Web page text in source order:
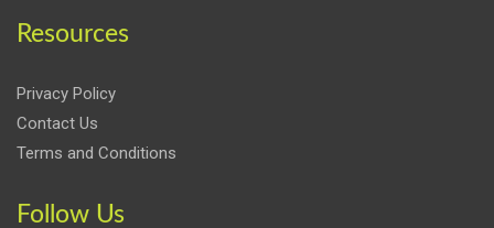
Resources
Privacy Policy
Contact Us
Terms and Conditions
Follow Us